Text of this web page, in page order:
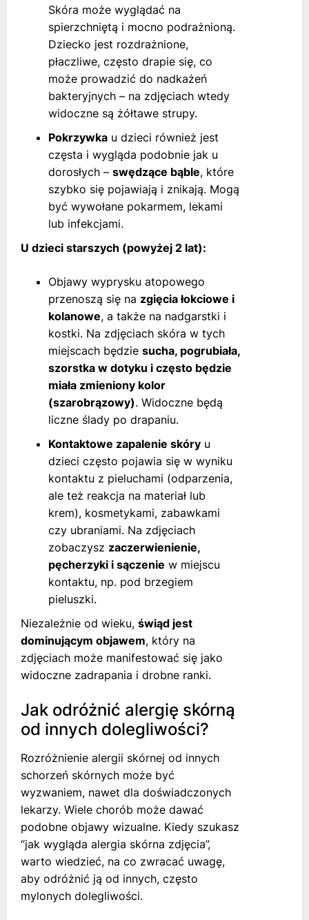
Skóra może wyglądać na
spierzchniętą i mocno podrażnioną.
Dziecko jest rozdrażnione,
płaczliwe, często drapie się, co
może prowadzić do nadkażeń
bakteryjnych – na zdjęciach wtedy
widoczne są żółtawe strupy.
Pokrzywka u dzieci również jest
częsta i wygląda podobnie jak u
dorosłych – swędzące bąble, które
szybko się pojawiają i znikają. Mogą
być wywołane pokarmem, lekami
lub infekcjami.
U dzieci starszych (powyżej 2 lat):
Objawy wyprysku atopowego
przenoszą się na zgięcia łokciowe i
kolanowe, a także na nadgarstki i
kostki. Na zdjęciach skóra w tych
miejscach będzie sucha, pogrubiała,
szorstka w dotyku i często będzie
miała zmieniony kolor
(szarobrązowy). Widoczne będą
liczne ślady po drapaniu.
Kontaktowe zapalenie skóry u
dzieci często pojawia się w wyniku
kontaktu z pieluchami (odparzenia,
ale też reakcja na materiał lub
krem), kosmetykami, zabawkami
czy ubraniami. Na zdjęciach
zobaczysz zaczerwienienie,
pęcherzyki i sączenie w miejscu
kontaktu, np. pod brzegiem
pieluszki.
Niezależnie od wieku, świąd jest
dominującym objawem, który na
zdjęciach może manifestować się jako
widoczne zadrapania i drobne ranki.
Jak odróżnić alergię skórną
od innych dolegliwości?
Rozróżnienie alergii skórnej od innych
schorzeń skórnych może być
wyzwaniem, nawet dla doświadczonych
lekarzy. Wiele chorób może dawać
podobne objawy wizualne. Kiedy szukasz
“jak wygląda alergia skórna zdjęcia”,
warto wiedzieć, na co zwracać uwagę,
aby odróżnić ją od innych, często
mylonych dolegliwości.